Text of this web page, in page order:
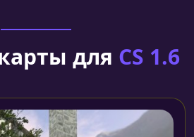
для CS 1.6